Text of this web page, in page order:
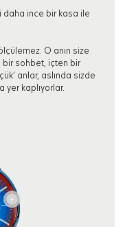
ince bir kasa ile
O anın size
bir sohbet, içten bir
anlar, aslında sizde
yer kaplıyorlar.